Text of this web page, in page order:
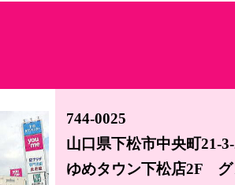
744-0025
山口県下松市中央町21-
ゆめタウン下松店2F